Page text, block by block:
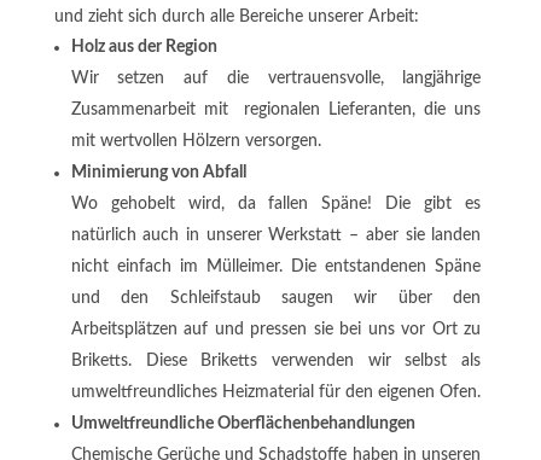
und zieht sich durch alle Bereiche unserer Arbeit:
Holz aus der Region
Wir setzen auf die vertrauensvolle, langjährige
Zusammenarbeit mit regionalen Lieferanten, die uns
mit wertvollen Hölzern versorgen.
Minimierung von Abfall
Wo gehobelt wird, da fallen Späne! Die gibt es
natürlich auch in unserer Werkstatt – aber sie landen
nicht einfach im Mülleimer. Die entstandenen Späne
und den Schleifstaub saugen wir über den
Arbeitsplätzen auf und pressen sie bei uns vor Ort zu
Briketts. Diese Briketts verwenden wir selbst als
umweltfreundliches Heizmaterial für den eigenen Ofen.
Umweltfreundliche Oberflächenbehandlungen
Chemische Gerüche und Schadstoffe haben in unseren